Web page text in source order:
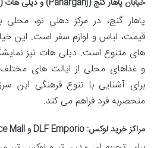
پاهار گنج، در مرکز دهلی نو، محلی
قیمت، لباس و لوازم سفر است. این
های متنوع است. دیلی هات نیز
و غذاهای محلی از ایالت های
برای آشنایی با تنوع فرهنگی این
منحصربه فرد فراهم می کند.
مراکز خرید لوکس: DLF Emporio و Ambience Mall